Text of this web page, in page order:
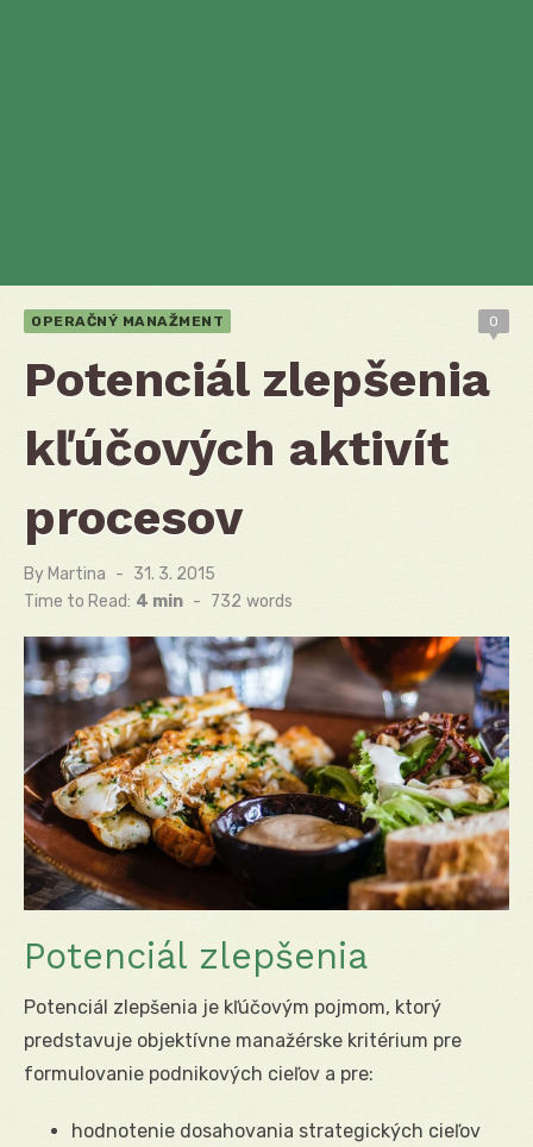
OPERAČNÝ MANAŽMENT 0
Potenciál zlepšenia
kľúčových aktivít
procesov
By Martina
Posted
on
31. 3. 2015
Time to Read: 4 min - 732 words
Potenciál zlepšenia
Potenciál zlepšenia je kľúčovým pojmom, ktorý
predstavuje objektívne manažérske kritérium pre
formulovanie podnikových cieľov a pre:
hodnotenie dosahovania strategických cieľov